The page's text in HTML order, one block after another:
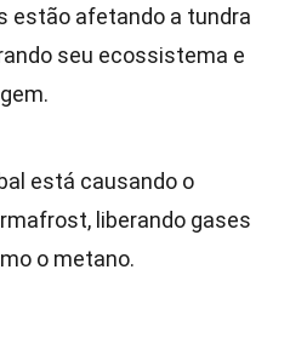
estão afetando a tundra
seu ecossistema e
está causando o
liberando gases
o metano.